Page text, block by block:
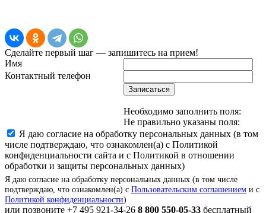
Сделайте первый шаг — запишитесь на прием!
Имя
Контактный телефон
Записаться
Необходимо заполнить поля:
Не правильно указаны поля:
Я даю согласие на обработку персональных данных (в том
числе подтверждаю, что ознакомлен(а) с Политикой
конфиденциальности сайта и с Политикой в отношении
обработки и защиты персональных данных)
Я даю согласие на обработку персональных данных (в том числе
подтверждаю, что ознакомлен(а) с Пользовательским соглашением и с
Политикой конфиденциальности)
или позвоните +7 495 921-34-26 8 800 550-05-33 бесплатный